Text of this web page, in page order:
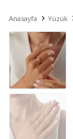
Anasayfa Yüzük